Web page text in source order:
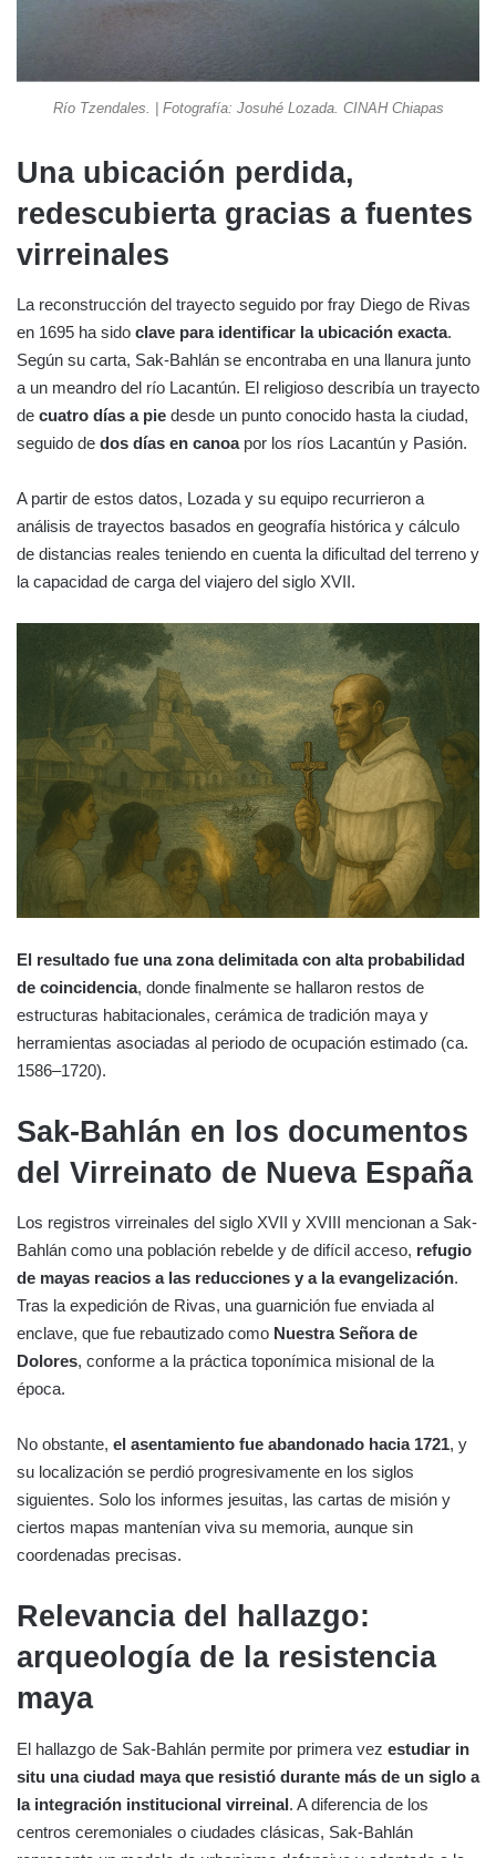
Río Tzendales. | Fotografía: Josuhé Lozada. CINAH Chiapas
Una ubicación perdida,
redescubierta gracias a fuentes
virreinales
La reconstrucción del trayecto seguido por fray Diego de Rivas
en 1695 ha sido clave para identificar la ubicación exacta.
Según su carta, Sak-Bahlán se encontraba en una llanura junto
a un meandro del río Lacantún. El religioso describía un trayecto
de cuatro días a pie desde un punto conocido hasta la ciudad,
seguido de dos días en canoapor los ríos Lacantún y Pasión.
A partir de estos datos, Lozada y su equipo recurrieron a
análisis de trayectos basados en geografía histórica y cálculo
de distancias reales teniendo en cuenta la dificultad del terreno y
la capacidad de carga del viajero del siglo XVII.
El resultado fue una zona delimitada con alta probabilidad
de coincidencia, donde finalmente se hallaron restos de
estructuras habitacionales, cerámica de tradición maya y
herramientas asociadas al periodo de ocupación estimado (ca.
1586–1720).
Sak-Bahlán en los documentos
del Virreinato de Nueva España
Los registros virreinales del siglo XVII y XVIII mencionan a Sak-
Bahlán como una población rebelde y de difícil acceso, refugio
de mayas reacios a las reducciones y a la evangelización.
Tras la expedición de Rivas, una guarnición fue enviada al
enclave, que fue rebautizado como Nuestra Señora de
Dolores, conforme a la práctica toponímica misional de la
época.
No obstante, el asentamiento fue abandonado hacia 1721, y
su localización se perdió progresivamente en los siglos
siguientes. Solo los informes jesuitas, las cartas de misión y
ciertos mapas mantenían viva su memoria, aunque sin
coordenadas precisas.
Relevancia del hallazgo:
arqueología de la resistencia
maya
El hallazgo de Sak-Bahlán permite por primera vez estudiar in
situ una ciudad maya que resistió durante más de un siglo a
la integración institucional virreinal. A diferencia de los
centros ceremoniales o ciudades clásicas, Sak-Bahlán